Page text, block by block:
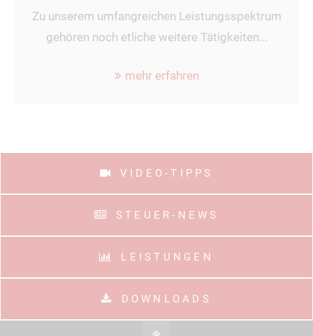
Zu unserem umfangreichen Leistungsspektrum
gehören noch etliche weitere Tätigkeiten...
mehr erfahren
VIDEO-TIPPS
STEUER-NEWS
LEISTUNGEN
DOWNLOADS